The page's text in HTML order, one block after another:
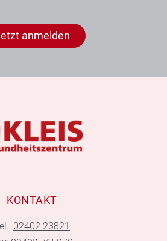
anmelden
KONTAKT
02402 23821